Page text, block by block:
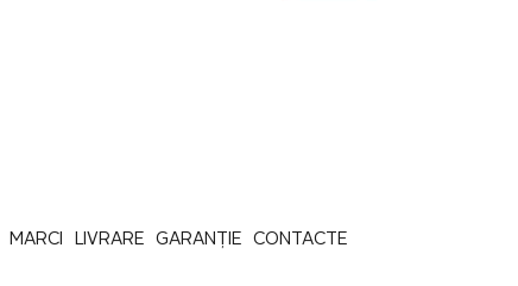
MARCI LIVRARE GARANȚIE CONTACTE